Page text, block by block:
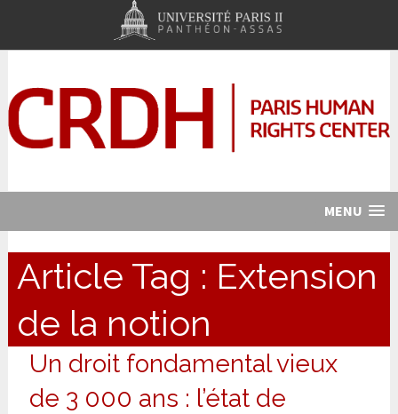
MENU
Article Tag : Extension
de la notion
Un droit fondamental vieux
de 3 000 ans : l’état de